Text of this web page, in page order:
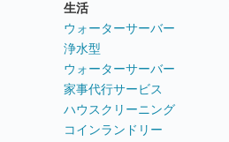
生活
ウォーターサーバー
浄水型
ウォーターサーバー
家事代行サービス
ハウスクリーニング
コインランドリー